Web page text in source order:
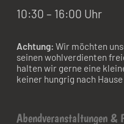
10:30 – 16:00 Uhr
Achtung: Wir möchten
seinen wohlverdienten
halten wir gerne eine
keiner hungrig nach Hause
Abendveranstaltungen &